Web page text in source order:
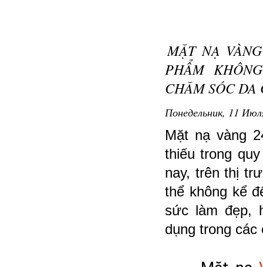
MẶT NẠ
PHẨM
CHĂM SÓC
Понедельник, 11
Mặt nạ vàng
thiếu trong
nay, trên thị
thể không kể
sức làm đẹp,
dụng trong